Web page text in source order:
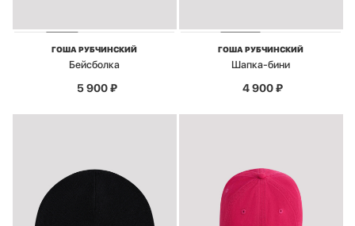
ГОША РУБЧИНСКИЙ
Бейсболка
5 900₽
ГОША РУБЧИНСКИЙ
Шапка-бини
4 900₽